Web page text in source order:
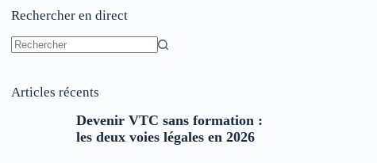
Rechercher en direct
Articles récents
Devenir VTC sans formation :
les deux voies légales en 2026